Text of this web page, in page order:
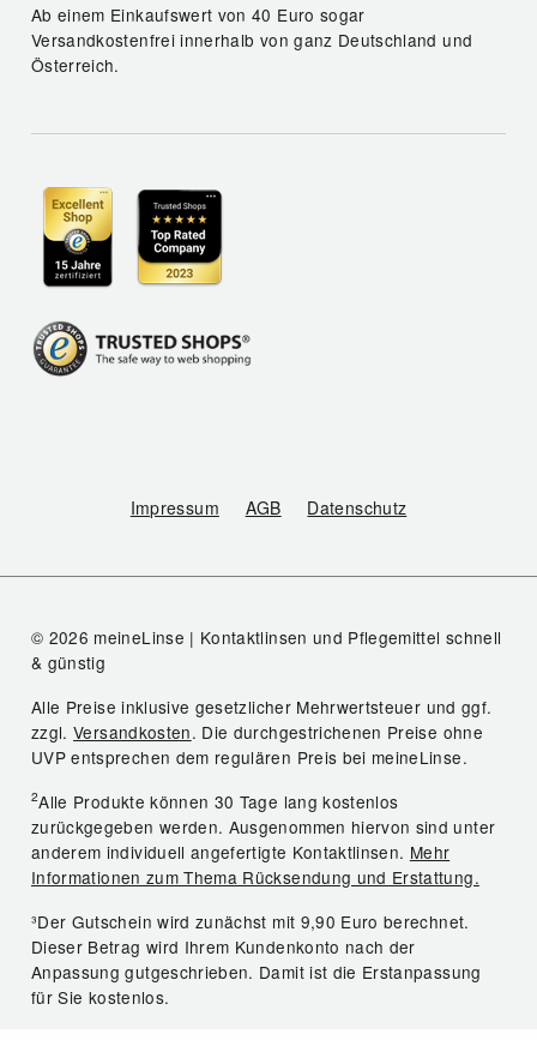
Ab einem Einkaufswert von 40 Euro sogar
Versandkostenfrei innerhalb von ganz Deutschland und
Österreich.
Impressum AGB Datenschutz
© 2026 meineLinse | Kontaktlinsen und Pflegemittel schnell
& günstig
Alle Preise inklusive gesetzlicher Mehrwertsteuer und ggf.
zzgl.Versandkosten. Die durchgestrichenen Preise ohne
UVP entsprechen dem regulären Preis bei meineLinse.
2Alle Produkte können 30 Tage lang kostenlos
zurückgegeben werden. Ausgenommen hiervon sind unter
anderem individuell angefertigte Kontaktlinsen. Mehr
Informationen zum Thema Rücksendung und Erstattung.
³Der Gutschein wird zunächst mit 9,90 Euro berechnet.
Dieser Betrag wird Ihrem Kundenkonto nach der
Anpassung gutgeschrieben. Damit ist die Erstanpassung
für Sie kostenlos.